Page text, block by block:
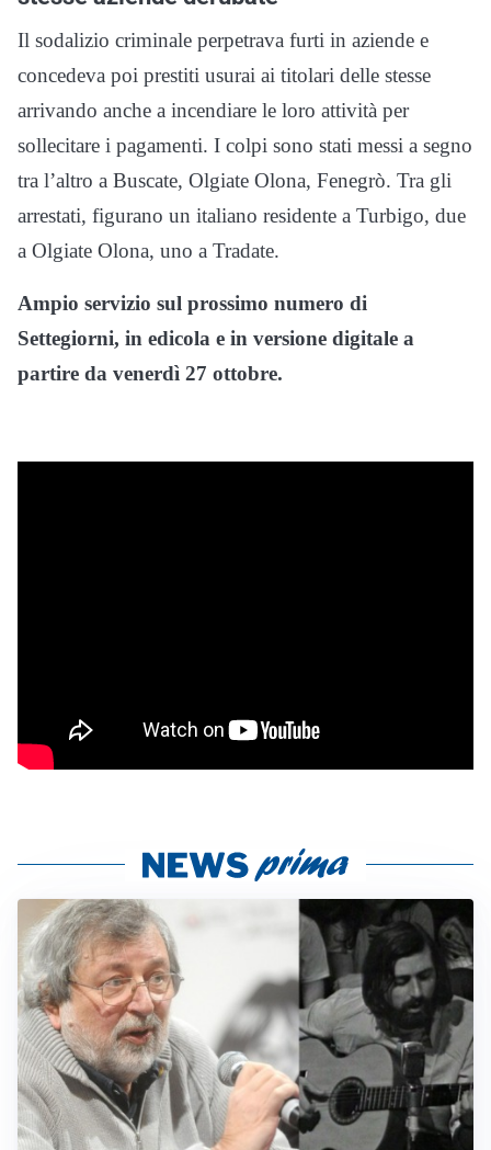
Il sodalizio criminale perpetrava furti in aziende e
concedeva poi prestiti usurai ai titolari delle stesse
arrivando anche a incendiare le loro attività per
sollecitare i pagamenti. I colpi sono stati messi a segno
tra l’altro a Buscate, Olgiate Olona, Fenegrò. Tra gli
arrestati, figurano un italiano residente a Turbigo, due
a Olgiate Olona, uno a Tradate.
Ampio servizio sul prossimo numero di
Settegiorni, in edicola e in versione digitale a
partire da venerdì 27 ottobre.